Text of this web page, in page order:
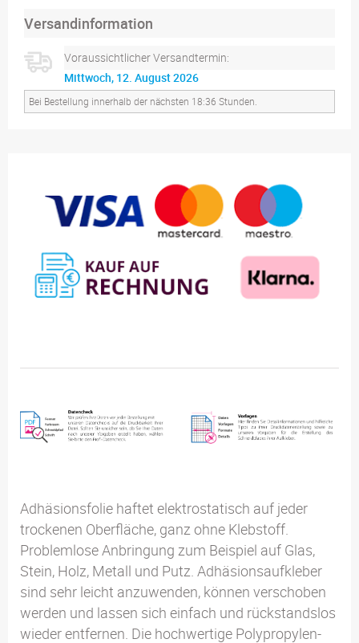
Versandinformation
Voraussichtlicher Versandtermin:
Mittwoch, 12. August 2026
Bei Bestellung innerhalb der nächsten 18:36 Stunden.
Adhäsionsfolie haftet elektrostatisch auf jeder
trockenen Oberfläche, ganz ohne Klebstoff.
Problemlose Anbringung zum Beispiel auf Glas,
Stein, Holz, Metall und Putz. Adhäsionsaufkleber
sind sehr leicht anzuwenden, können verschoben
werden und lassen sich einfach und rückstandslos
wieder entfernen. Die hochwertige Polypropylen-